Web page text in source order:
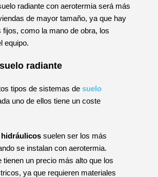
radiante con aerotermia será más
de mayor tamaño, ya que hay
como la mano de obra, los
equipo.
radiante
tipos de sistemas de suelo
uno de ellos tiene un coste
hidráulicos suelen ser los más
se instalan con aerotermia.
tienen un precio más alto que los
ya que requieren materiales